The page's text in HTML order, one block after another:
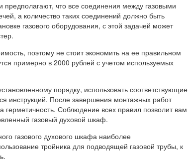
что все соединения между газовыми
а количество таких соединений должно быть
газового оборудования, с этой задачей может
поэтому не стоит экономить на ее правильном
примерно в 2000 рублей с учетом используемых
порядку, использовать соответствующие
инструкций. После завершения монтажных работ
герметичность. Соблюдение всех правил позволит вам
газовый духовой шкаф.
газового духового шкафа наиболее
тройника для подводящей газовой трубы, к